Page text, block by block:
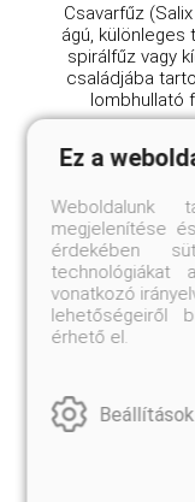
Csavarfűz
ágú,
spirálfűz vagy
családjába
lombhullató
Ez a
Weboldalunk
megjelenítése
érdekében
technológiákat
vonatkozó
lehetőségeiről
érhető el.
Beállítások